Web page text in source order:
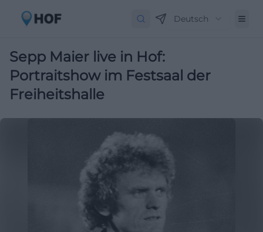
Deutsch
Sepp Maier live in Hof:
Portraitshow im Festsaal der
Freiheitshalle